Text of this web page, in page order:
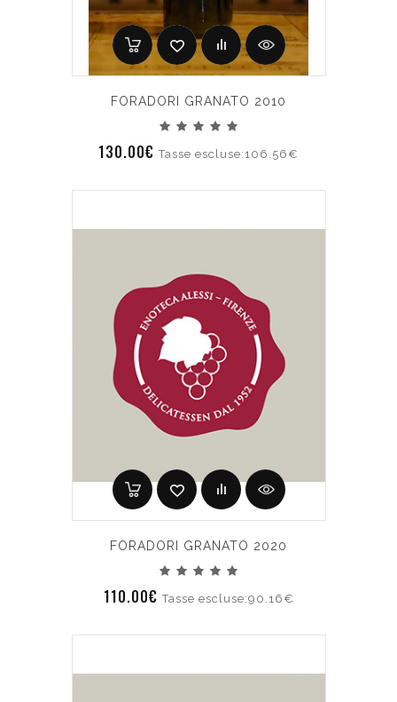
FORADORI GRANATO 2010
130.00€Tasse escluse:106.56€
FORADORI GRANATO 2020
110.00€Tasse escluse:90.16€